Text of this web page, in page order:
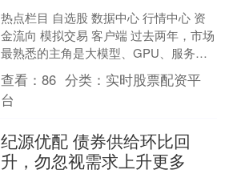
热点栏目 自选股 数据中心 行情中心 资
金流向 模拟交易 客户端 过去两年，市场
最熟悉的主角是大模型、GPU、服务
器、光模块。每一次参数升级、每一次
算力扩张、每....
查看：86 分类： 实时股票配资平
台
纪源优配 债券供给环比回
升，勿忽视需求上升更多